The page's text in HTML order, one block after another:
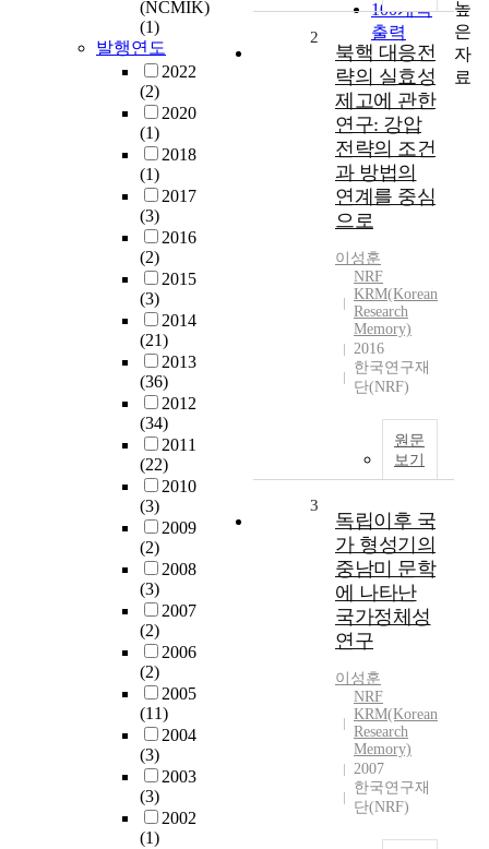
(NCMIK)
(1)
발행연도
2022
(2)
2020
(1)
2018
(1)
2017
(3)
2016
(2)
2015
(3)
2014
(21)
2013
(36)
2012
(34)
2011
(22)
2010
(3)
2009
(2)
2008
(3)
2007
(2)
2006
(2)
2005
(11)
2004
(3)
2003
(3)
2002
(1)
100개씩
출력
2
북핵 대응전
략의 실효성
제고에 관한
연구: 강압
전략의 조건
과 방법의
연계를 중심
으로
이성훈
NRF
KRM(Korean
Research
Memory)
2016
한국연구재
단(NRF)
원문
보기
3
독립이후 국
가 형성기의
중남미 문학
에 나타난
국가정체성
연구
이성훈
NRF
KRM(Korean
Research
Memory)
2007
한국연구재
단(NRF)
높
은
자
료